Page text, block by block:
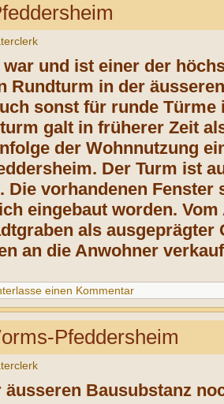
war und ist einer der
Rundturm in der
sonst für runde
galt in früherer Zeit
der Wohnnutzung
Der Turm ist
Die vorhandenen
eingebaut worden.
als
an die Anwohner
einen Kommentar
Pfeddersheim
äusseren Bausubs­tanz